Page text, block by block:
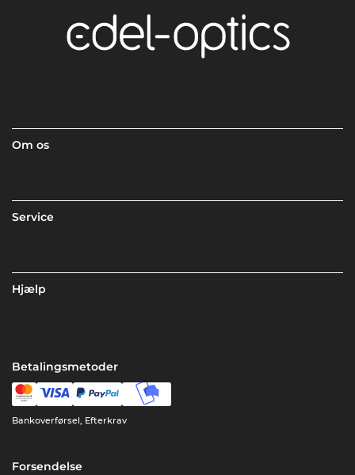
Om os
Service
Hjælp
Betalingsmetoder
Bankoverførsel, Efterkrav
Forsendelse